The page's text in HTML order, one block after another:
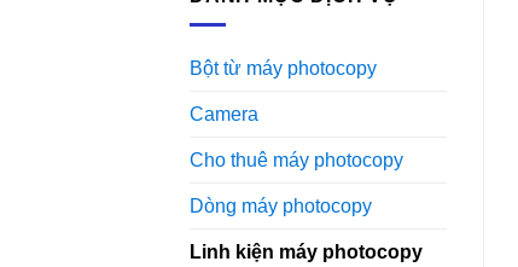
Bột từ máy photocopy
Camera
Cho thuê máy photocopy
Dòng máy photocopy
Linh kiện máy photocopy